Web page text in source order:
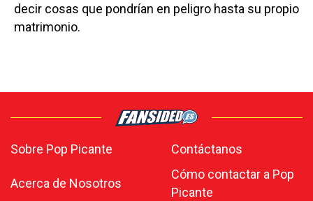
decir cosas que pondrían en peligro hasta su propio
matrimonio.
Sobre Pop Picante Contáctanos
Acerca de Nosotros
Cómo contactar a Pop
Picante